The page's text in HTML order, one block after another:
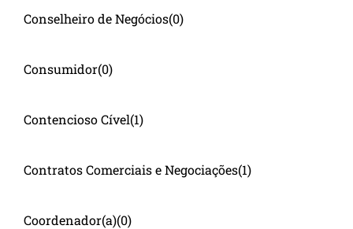
Conselheiro de Negócios(0)
Consumidor(0)
Contencioso Cível(1)
Contratos Comerciais e Negociações(1)
Coordenador(a)(0)